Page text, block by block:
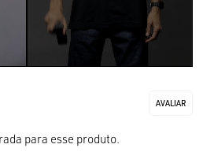
para esse produto.